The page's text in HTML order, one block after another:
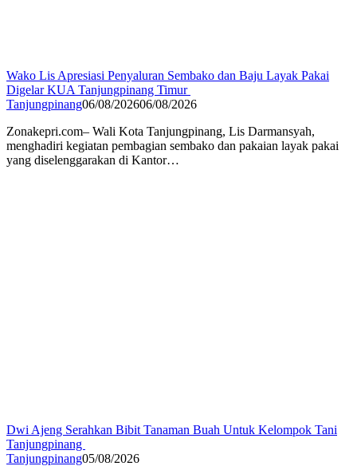
Wako Lis Apresiasi Penyaluran Sembako dan Baju Layak Pakai
Digelar KUA Tanjungpinang Timur
Tanjungpinang06/08/202606/08/2026
Zonakepri.com– Wali Kota Tanjungpinang, Lis Darmansyah,
menghadiri kegiatan pembagian sembako dan pakaian layak pakai
yang diselenggarakan di Kantor…
Dwi Ajeng Serahkan Bibit Tanaman Buah Untuk Kelompok Tani
Tanjungpinang
Tanjungpinang05/08/2026